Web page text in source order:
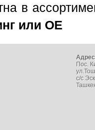
в
или ОЕ
Адрес
Пос.
с/с